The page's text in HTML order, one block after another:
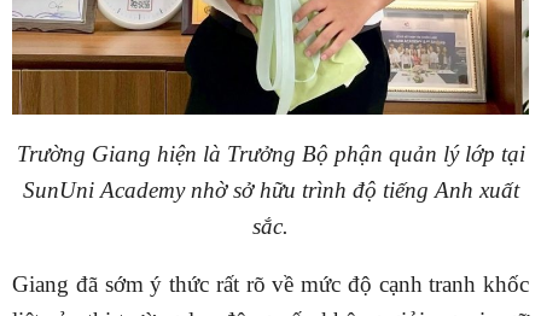
Trường Giang hiện là Trưởng Bộ phận quản lý lớp tại
SunUni Academy nhờ sở hữu trình độ tiếng Anh xuất
sắc.
Giang đã sớm ý thức rất rõ về mức độ cạnh tranh khốc